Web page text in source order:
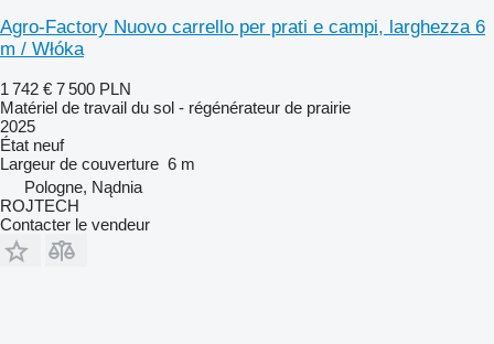
Agro-Factory Nuovo carrello per prati e campi, larghezza 6
m / Włóka
1 742 € 7 500 PLN
Matériel de travail du sol - régénérateur de prairie
2025
État neuf
Largeur de couverture 6 m
Pologne, Nądnia
ROJTECH
Contacter le vendeur